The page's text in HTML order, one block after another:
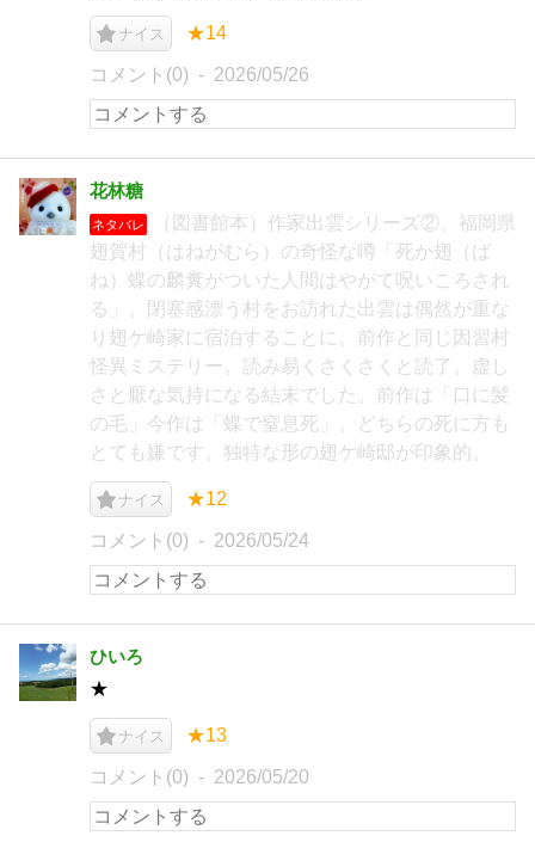
ナイス ★14
コメント(0) 2026/05/26
花林糖
ネタバレ
（図書館本）作家出雲シリーズ②。福岡県
翅賀村（はねがむら）の奇怪な噂「死か翅（ば
ね）蝶の麟糞がついた人間はやがて呪いころされ
る」。閉塞感漂う村をお訪れた出雲は偶然が重な
り翅ケ崎家に宿泊することに。前作と同じ因習村
怪異ミステリー。読み易くさくさくと読了。虚し
さと厭な気持になる結末でした。前作は「口に髪
の毛」今作は「蝶で窒息死」。どちらの死に方も
とても嫌です。独特な形の翅ケ崎邸が印象的。
ナイス ★12
コメント(0) 2026/05/24
ひいろ
★
ナイス ★13
コメント(0) 2026/05/20